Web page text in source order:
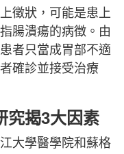
徵狀，可能是患上
腸潰瘍的病徵。由
者只當成胃部不適
確診並接受治療
究揭3大因素
大學醫學院和蘇格